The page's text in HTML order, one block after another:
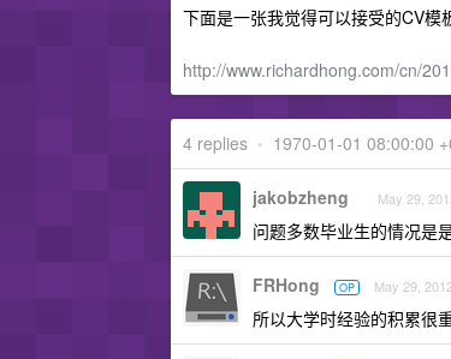
下面是一张我觉得可以接受的CV模
http://www.richardhong.com/cn/
4 replies • 1970-01-01 08:00:00
jakobzheng May 29,
问题多数毕业生的情况是
FRHong OP May 29,
所以大学时经验的积累很